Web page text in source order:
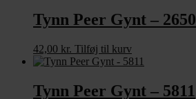
Tynn Peer Gynt – 2650
42,00 kr. Tilføj til kurv
Tynn Peer Gynt – 5811